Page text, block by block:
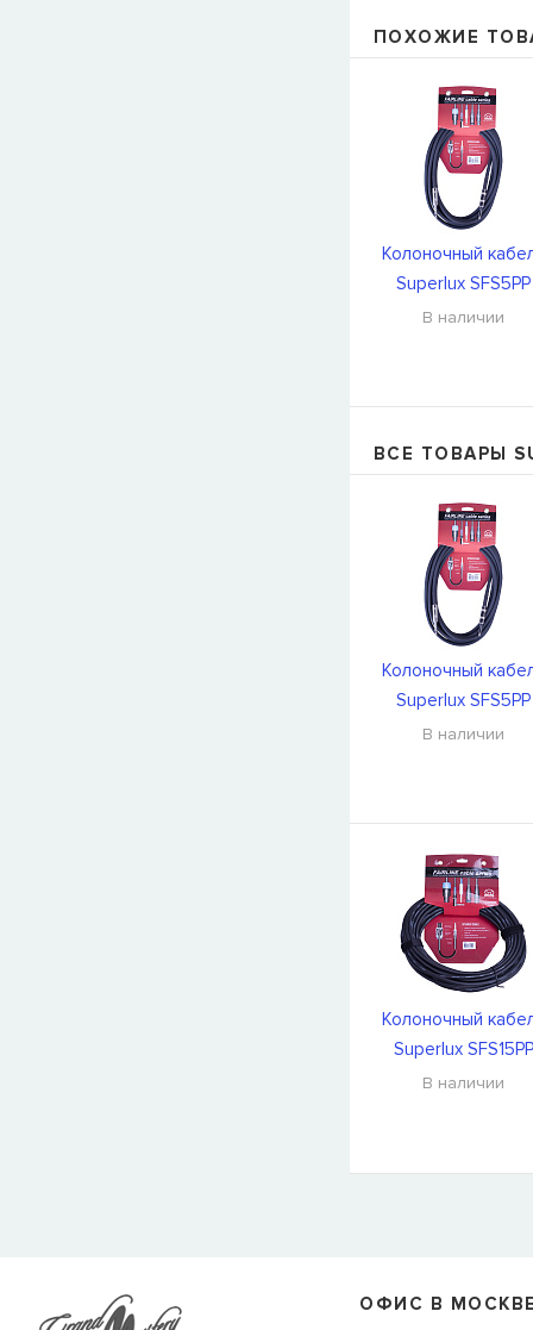
ПОХОЖИЕ
Колоночный
Superlux SFS5PP
В наличии
ВСЕ ТОВАРЫ
Колоночный
Superlux SFS5PP
В наличии
Колоночный
Superlux SFS15PP
В наличии
наличии, но вы можете оставить заявку и мы сообщим
когда товар можно будет купить.
ОФИС В